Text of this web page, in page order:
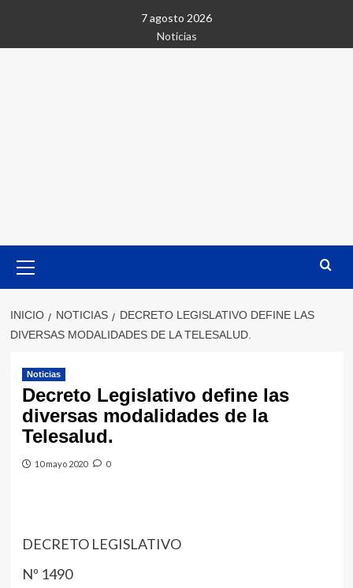
contenido
7 agosto 2026
Noticias
primario
INICIO NOTICIAS
DECRETO LEGISLATIVO DEFINE LAS
DIVERSAS MODALIDADES DE LA TELESALUD.
Noticias
Decreto Legislativo define las
diversas modalidades de la
Telesalud.
10 mayo 2020 0
DECRETO LEGISLATIVO
Nº 1490